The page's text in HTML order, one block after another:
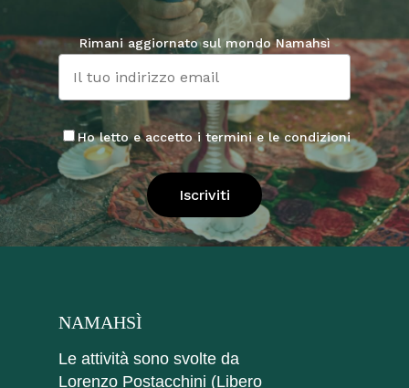
Rimani aggiornato sul mondo Namahsì
Ho letto e accetto i termini e le condizioni
NAMAHSÌ
Le attività sono svolte da
Lorenzo Postacchini (Libero